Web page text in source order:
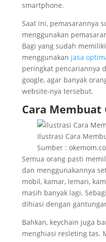
smartphone.
Saat ini, pemasarannya
menggunakan
Bagi yang sudah
menggunakan jasa
peringkat pencariannya
google, agar banyak
website-nya tersebut.
Cara Membuat
Ilustrasi Cara
Sumber :
Semua orang pasti
dan menggunakannya
mobil, kamar, lemari,
masih banyak lagi.
dihiasi dengan
Bahkan, keychain juga
menghiasi resleting tas.